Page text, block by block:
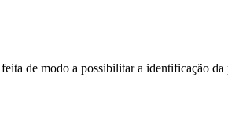
de modo a possibilitar a identificação